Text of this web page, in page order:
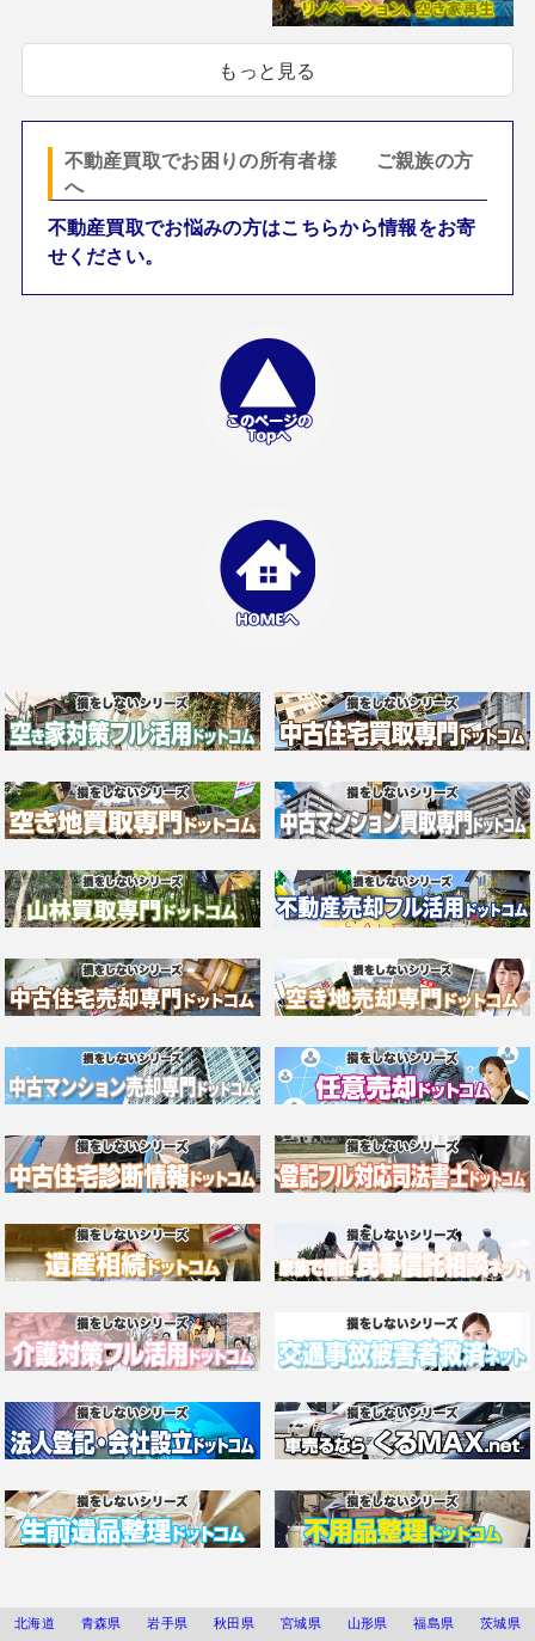
もっと見る
不動産買取でお困りの所有者様 ご親族の方
へ
不動産買取でお悩みの方はこちらから情報をお寄
せください。
北海道 青森県 岩手県 秋田県 宮城県 山形県 福島県
茨城県